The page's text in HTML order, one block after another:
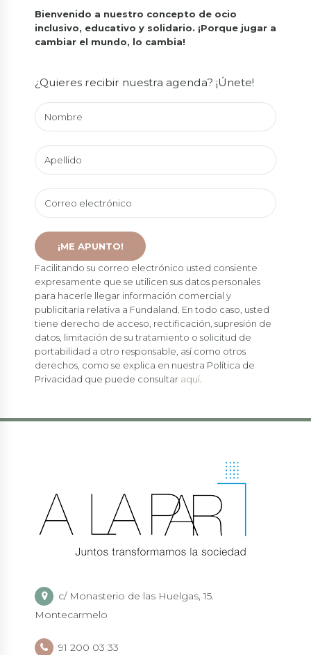
Bienvenido a nuestro concepto de ocio
inclusivo, educativo y solidario. ¡Porque jugar a
cambiar el mundo, lo cambia!
¿Quieres recibir nuestra agenda? ¡Únete!
Facilitando su correo electrónico usted consiente
expresamente que se utilicen sus datos personales
para hacerle llegar información comercial y
publicitaria relativa a Fundaland. En todo caso, usted
tiene derecho de acceso, rectificación, supresión de
datos, limitación de su tratamiento o solicitud de
portabilidad a otro responsable, así como otros
derechos, como se explica en nuestra Política de
Privacidad que puede consultar aquí
c/ Monasterio de las Huelgas, 15.
Montecarmelo
91 200 03 33